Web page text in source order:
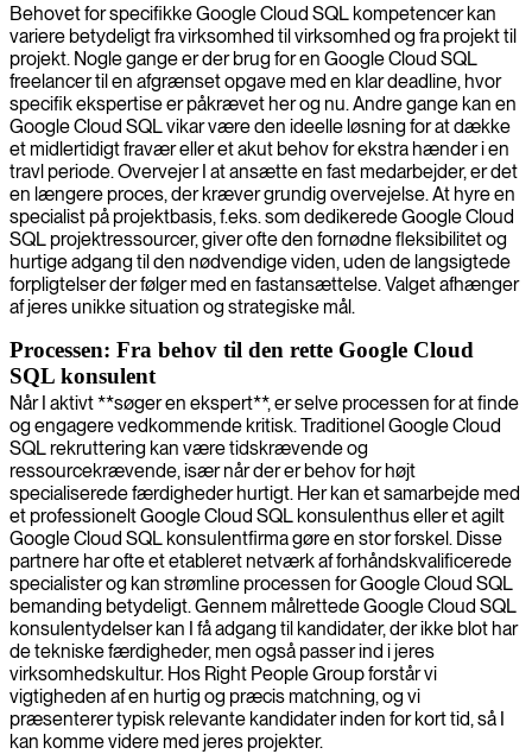
Behovet for specifikke Google Cloud SQL kompetencer kan
variere betydeligt fra virksomhed til virksomhed og fra projekt til
projekt. Nogle gange er der brug for en Google Cloud SQL
freelancer til en afgrænset opgave med en klar deadline, hvor
specifik ekspertise er påkrævet her og nu. Andre gange kan en
Google Cloud SQL vikar være den ideelle løsning for at dække
et midlertidigt fravær eller et akut behov for ekstra hænder i en
travl periode. Overvejer I at ansætte en fast medarbejder, er det
en længere proces, der kræver grundig overvejelse. At hyre en
specialist på projektbasis, f.eks. som dedikerede Google Cloud
SQL projektressourcer, giver ofte den fornødne fleksibilitet og
hurtige adgang til den nødvendige viden, uden de langsigtede
forpligtelser der følger med en fastansættelse. Valget afhænger
af jeres unikke situation og strategiske mål.
Processen: Fra behov til den rette Google Cloud
SQL konsulent
Når I aktivt **søger en ekspert**, er selve processen for at finde
og engagere vedkommende kritisk. Traditionel Google Cloud
SQL rekruttering kan være tidskrævende og
ressourcekrævende, især når der er behov for højt
specialiserede færdigheder hurtigt. Her kan et samarbejde med
et professionelt Google Cloud SQL konsulenthus eller et agilt
Google Cloud SQL konsulentfirma gøre en stor forskel. Disse
partnere har ofte et etableret netværk af forhåndskvalificerede
specialister og kan strømline processen for Google Cloud SQL
bemanding betydeligt. Gennem målrettede Google Cloud SQL
konsulentydelser kan I få adgang til kandidater, der ikke blot har
de tekniske færdigheder, men også passer ind i jeres
virksomhedskultur. Hos Right People Group forstår vi
vigtigheden af en hurtig og præcis matchning, og vi
præsenterer typisk relevante kandidater inden for kort tid, så I
kan komme videre med jeres projekter.